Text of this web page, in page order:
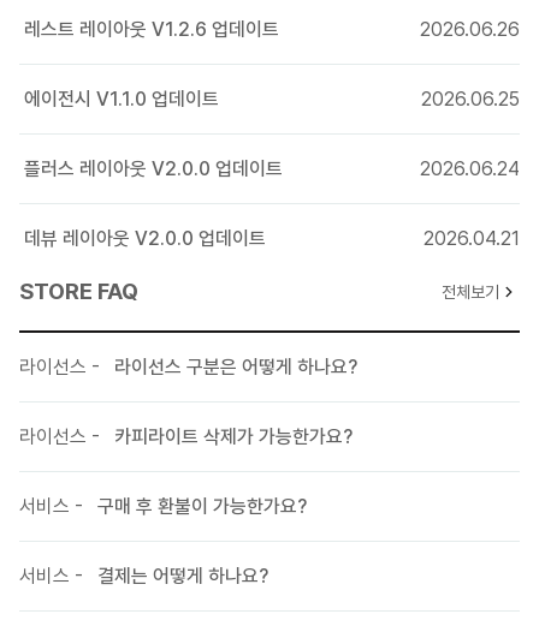
프로필 영역의 프로필 이미지 틀어지는 현상 수정
20190307 V2.2.6 업데이트 내역
목록형 썸네일에도 이미지팝업 기능 추가 적용
20181130 V2.2.5 업데이트 내역
리스트 스타일 추가(무한스크롤페이징 지원)
라이트박스 갤러리 - 디자인 변경 및 이미지 높이 자동맞춤으로 변경
XE최신버전에 맞춰 기타 불필요한 코드 삭제 및 변경
20181107 V2.2.4 업데이트 내역
본문 팝업 뷰 디자인 개선(IE) 및 스크립트 수정
레스트 레이아웃 V1.2.6 업데이트 2026.06.26
에이전시 V1.1.0 업데이트 2026.06.25
플러스 레이아웃 V2.0.0 업데이트 2026.06.24
데뷰 레이아웃 V2.0.0 업데이트 2026.04.21
STORE FAQ 전체보기
라이선스 - 라이선스 구분은 어떻게 하나요?
라이선스 - 카피라이트 삭제가 가능한가요?
서비스 - 구매 후 환불이 가능한가요?
서비스 - 결제는 어떻게 하나요?